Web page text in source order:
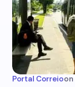
Portal Correioon